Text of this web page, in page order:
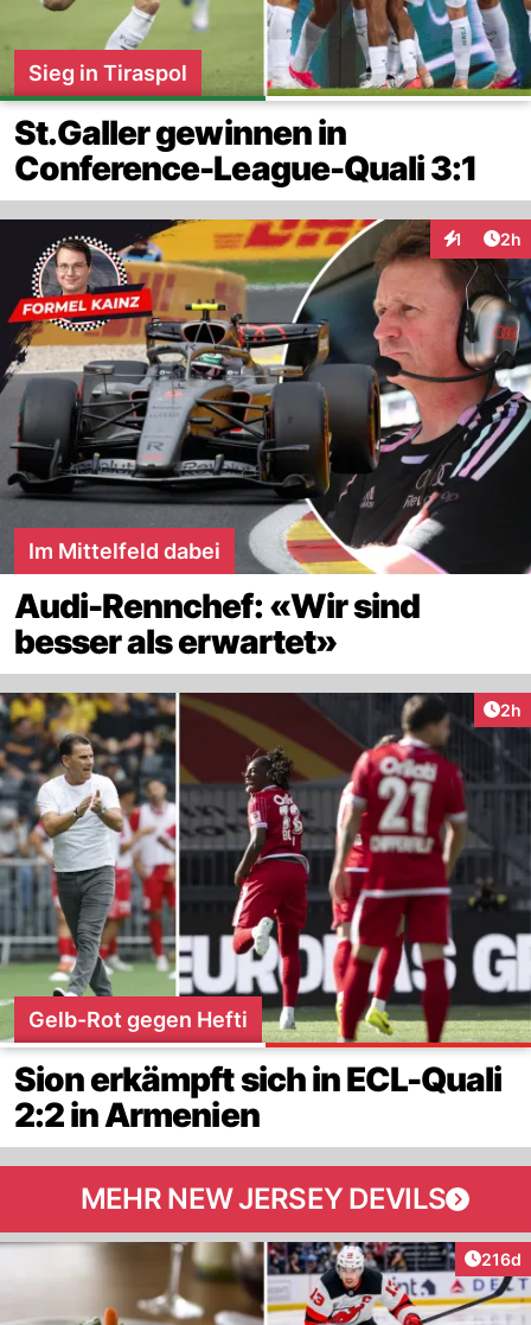
Sieg in Tiraspol
St.Galler gewinnen in
Conference-League-Quali 3:1
1 2h
Im Mittelfeld dabei
Audi-Rennchef: «Wir sind
besser als erwartet»
2h
Gelb-Rot gegen Hefti
Sion erkämpft sich in ECL-Quali
2:2 in Armenien
MEHR NEW JERSEY DEVILS
216d